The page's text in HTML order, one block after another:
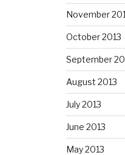
November
October 2013
September
August 2013
July 2013
June 2013
May 2013